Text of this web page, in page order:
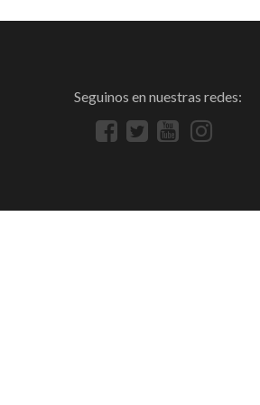
Seguinos en nuestras redes: